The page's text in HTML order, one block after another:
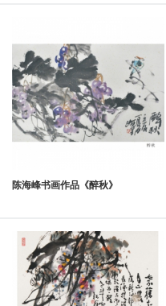
陈海峰书画作品《醉秋》